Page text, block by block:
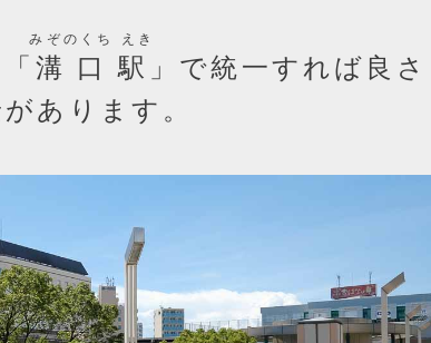
溝口駅
みぞのくち えき
」で統一すれば良さ
あります。